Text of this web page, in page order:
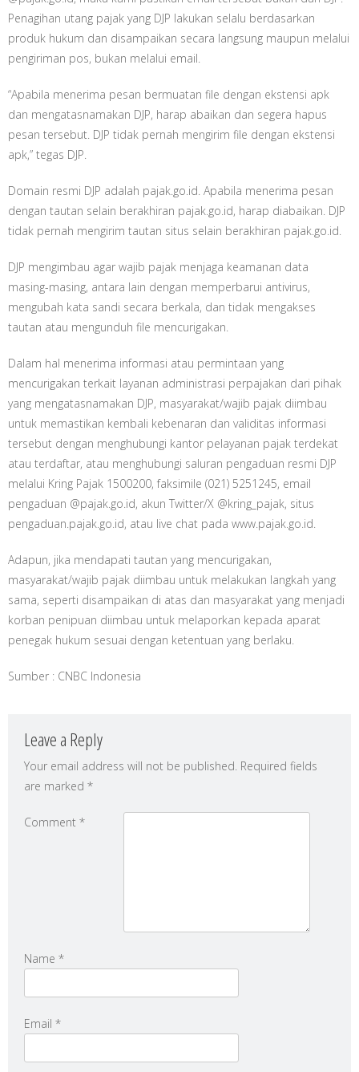
Penagihan utang pajak yang DJP lakukan selalu berdasarkan
produk hukum dan disampaikan secara langsung maupun melalui
pengiriman pos, bukan melalui email.
“Apabila menerima pesan bermuatan file dengan ekstensi apk
dan mengatasnamakan DJP, harap abaikan dan segera hapus
pesan tersebut. DJP tidak pernah mengirim file dengan ekstensi
apk,” tegas DJP.
Domain resmi DJP adalah pajak.go.id. Apabila menerima pesan
dengan tautan selain berakhiran pajak.go.id, harap diabaikan. DJP
tidak pernah mengirim tautan situs selain berakhiran pajak.go.id.
DJP mengimbau agar wajib pajak menjaga keamanan data
masing-masing, antara lain dengan memperbarui antivirus,
mengubah kata sandi secara berkala, dan tidak mengakses
tautan atau mengunduh file mencurigakan.
Dalam hal menerima informasi atau permintaan yang
mencurigakan terkait layanan administrasi perpajakan dari pihak
yang mengatasnamakan DJP, masyarakat/wajib pajak diimbau
untuk memastikan kembali kebenaran dan validitas informasi
tersebut dengan menghubungi kantor pelayanan pajak terdekat
atau terdaftar, atau menghubungi saluran pengaduan resmi DJP
melalui Kring Pajak 1500200, faksimile (021) 5251245, email
pengaduan @pajak.go.id, akun Twitter/X @kring_pajak, situs
pengaduan.pajak.go.id, atau live chat pada www.pajak.go.id.
Adapun, jika mendapati tautan yang mencurigakan,
masyarakat/wajib pajak diimbau untuk melakukan langkah yang
sama, seperti disampaikan di atas dan masyarakat yang menjadi
korban penipuan diimbau untuk melaporkan kepada aparat
penegak hukum sesuai dengan ketentuan yang berlaku.
Sumber : CNBC Indonesia
Leave a Reply
Your email address will not be published. Required fields
are marked *
Comment *
Name *
Email *